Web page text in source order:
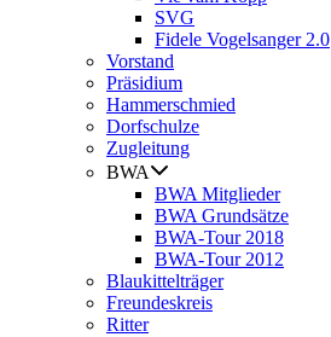
SVG
Fidele Vogelsanger 2.0
Vorstand
Präsidium
Hammerschmied
Dorfschulze
Zugleitung
BWA
BWA Mitglieder
BWA Grundsätze
BWA-Tour 2018
BWA-Tour 2012
Blaukittelträger
Freundeskreis
Ritter